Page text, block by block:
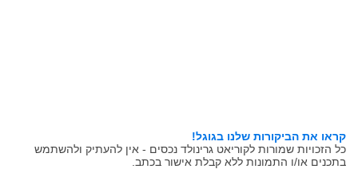
קראו את הביקורות שלנו בגוגל!
כל הזכויות שמורות לקוריאט גרינולד נכסים - אין להעתיק ולהשתמש
בתכנים או/ו התמונות ללא קבלת אישור בכתב.